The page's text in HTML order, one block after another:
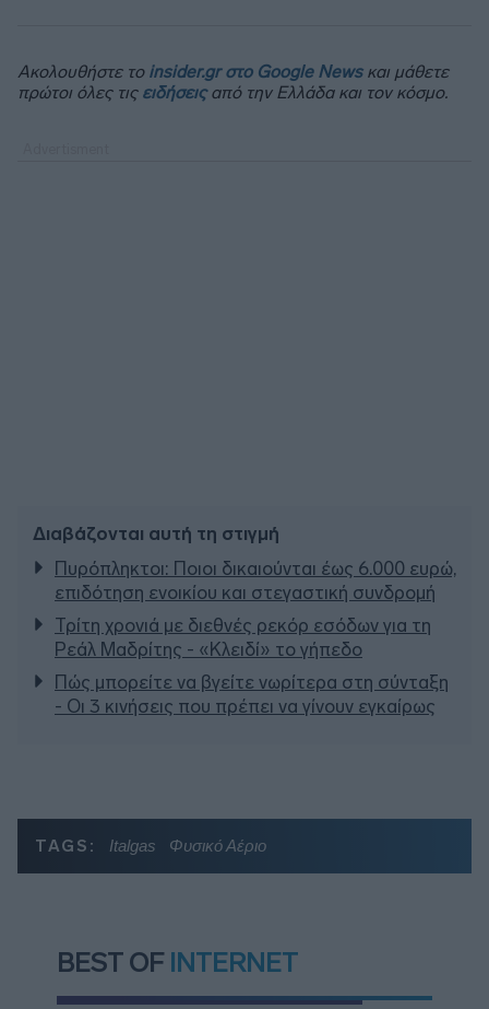
Ακολουθήστε το insider.gr στο Google Newsκαι μάθετε
πρώτοι όλες τις ειδήσειςαπό την Ελλάδα και τον κόσμο.
Διαβάζονται αυτή τη στιγμή
Πυρόπληκτοι: Ποιοι δικαιούνται έως 6.000 ευρώ,
επιδότηση ενοικίου και στεγαστική συνδρομή
Τρίτη χρονιά με διεθνές ρεκόρ εσόδων για τη
Ρεάλ Μαδρίτης - «Κλειδί» το γήπεδο
Πώς μπορείτε να βγείτε νωρίτερα στη σύνταξη
- Οι 3 κινήσεις που πρέπει να γίνουν εγκαίρως
TAGS: Italgas Φυσικό Αέριο
BEST OF INTERNET